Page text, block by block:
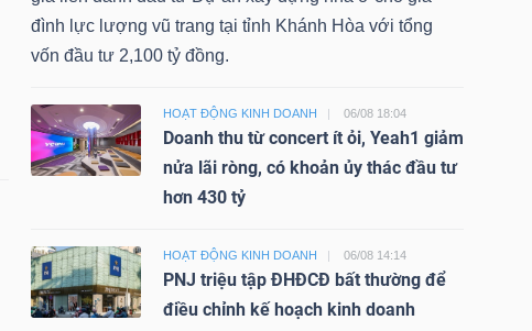
đình lực lượng vũ trang tại tỉnh Khánh Hòa với tổng
vốn đầu tư 2,100 tỷ đồng.
HOẠT ĐỘNG KINH DOANH 06/08 18:04
Doanh thu từ concert ít ỏi, Yeah1 giảm
nửa lãi ròng, có khoản ủy thác đầu tư
hơn 430 tỷ
HOẠT ĐỘNG KINH DOANH 06/08 14:14
PNJ triệu tập ĐHĐCĐ bất thường để
điều chỉnh kế hoạch kinh doanh